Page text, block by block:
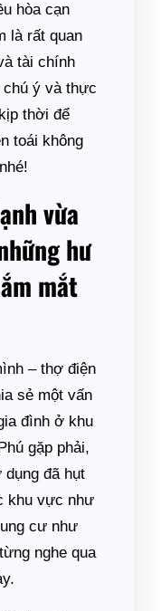
hòa cạn
là rất quan
tài chính
chú ý và thực
thời để
toái không
vừa
hư
mắt
– thợ điện
sẻ một vấn
đình ở khu
gặp phải,
đã hụt
khu vực như
cư như
nghe qua